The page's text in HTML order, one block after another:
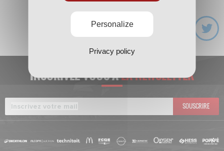
INSCRIVEZ-VOUS ÀLA NEWSLETTER
SOUSCRIRE
Personalize
Privacy policy